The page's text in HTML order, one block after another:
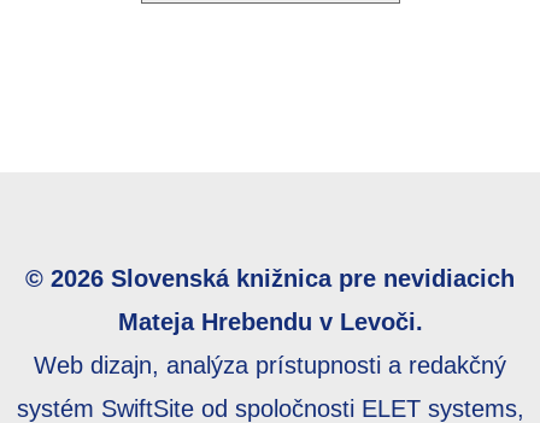
© 2026 Slovenská knižnica pre nevidiacich
Mateja Hrebendu v Levoči.
Web dizajn, analýza prístupnosti a redakčný
systém SwiftSite od spoločnosti ELET systems,